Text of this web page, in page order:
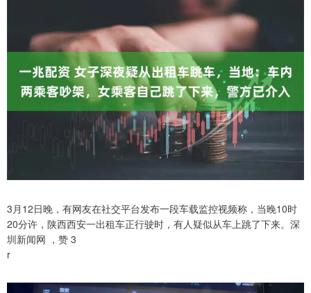
3月12日晚，有网友在社交平台发布一段车载监控视频称，当晚10时
20分许，陕西西安一出租车正行驶时，有人疑似从车上跳了下来。深
圳新闻网 ，赞 3
r